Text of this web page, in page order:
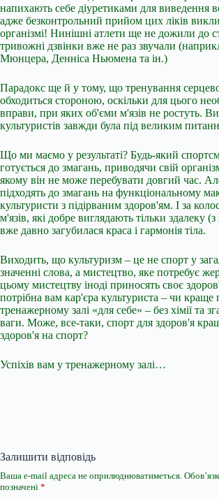
напихають себе діуретиками для виведення
адже безконтрольний прийом цих ліків
організмі! Нинішні атлети ще не дожили до
тривожні дзвінки вже не раз звучали
Мюнцера, Денніса Ньюмена та ін.)
Парадокс ще й у тому, що тренування
обходиться стороною, оскільки для цього
вправи, при яких об'єми м'язів не ростуть.
культуристів завжди була під великим
Що ми маємо у результаті? Будь-який
готується до змагань, приводячи свій
якому він не може перебувати довгий час.
підходять до змагань на функціональному
культуристи з підірваним здоров'ям. І за
м'язів, які добре виглядають тільки здалеку (з
вже давно загубилася краса і гармонія тіла.
Виходить, що культуризм – це не спорт у
значенні слова, а мистецтво, яке потребує
цьому мистецтву іноді приносять своє
потрібна вам кар'єра культуриста – чи краще
тренажерному залі «для себе» – без хімії та
ваги. Може, все-таки, спорт для здоров'я
здоров'я на спорт?
Успіхів вам у тренажерному залі…
Залишити відповідь
Ваша e-mail адреса не оприлюднюватиметься.
позначені *